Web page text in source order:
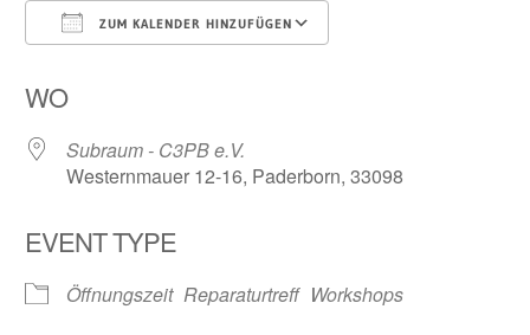
ZUM KALENDER HINZUFÜGEN
WO
Subraum - C3PB e.V.
Westernmauer 12-16, Paderborn, 33098
EVENT TYPE
Öffnungszeit Reparaturtreff Workshops